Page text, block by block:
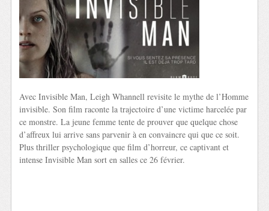
Avec Invisible Man, Leigh Whannell revisite le mythe de l’Homme
invisible. Son film raconte la trajectoire d’une victime harcelée par
ce monstre. La jeune femme tente de prouver que quelque chose
d’affreux lui arrive sans parvenir à en convaincre qui que ce soit.
Plus thriller psychologique que film d’horreur, ce captivant et
intense Invisible Man sort en salles ce 26 février.